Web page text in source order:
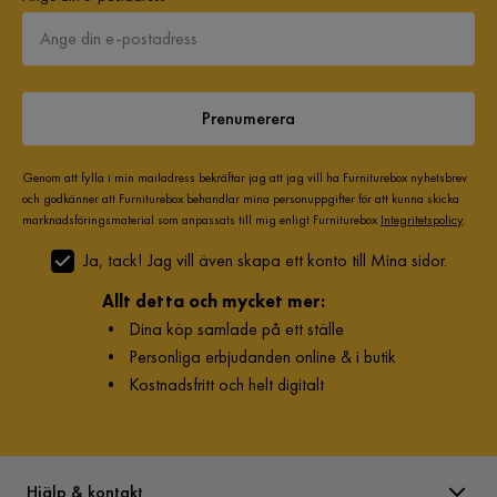
Prenumerera
Genom att fylla i min mailadress bekräftar jag att jag vill ha Furniturebox nyhetsbrev
och godkänner att Furniturebox behandlar mina personuppgifter för att kunna skicka
marknadsföringsmaterial som anpassats till mig enligt Furniturebox Integritetspolicy.
Ja, tack! Jag vill även skapa ett konto till Mina sidor.
Allt detta och mycket mer:
• Dina köp samlade på ett ställe
• Personliga erbjudanden online & i butik
• Kostnadsfritt och helt digitalt
Hjälp & kontakt